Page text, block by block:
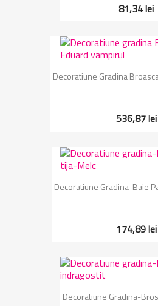
81,34 lei
Decoratiune Gradina
536,87 lei
Decoratiune Gradina-Baie
174,89 lei
Decoratiune Gradina-